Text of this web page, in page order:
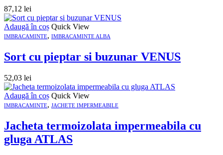
87,12 lei
Adaugă în coș Quick View
IMBRACAMINTE, IMBRACAMINTE ALBA
Sort cu pieptar si buzunar VENUS
52,03 lei
Adaugă în coș Quick View
IMBRACAMINTE, JACHETE IMPERMEABILE
Jacheta termoizolata impermeabila cu
gluga ATLAS